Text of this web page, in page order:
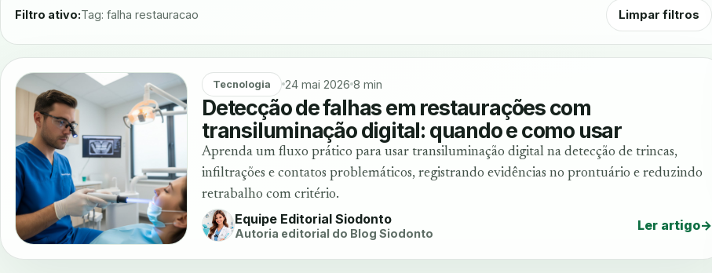
Filtro ativo:Tag: falha restauracao Limpar filtros
Tecnologia 24 mai 2026 8 min
Detecção de falhas em restaurações com
transiluminação digital: quando e como usar
Aprenda um fluxo prático para usar transiluminação digital na detecção de trincas,
infiltrações e contatos problemáticos, registrando evidências no prontuário e reduzindo
retrabalho com critério.
Equipe Editorial Siodonto
Autoria editorial do Blog Siodonto Ler artigo→